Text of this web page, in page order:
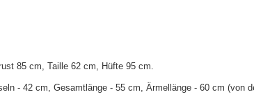
85 cm, Taille 62 cm, Hüfte 95 cm
- 42 cm, Gesamtlänge - 55 cm, Ärmellänge - 60 cm (von